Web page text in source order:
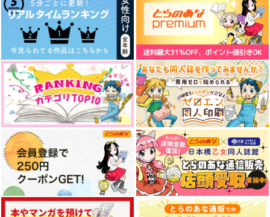
tete再録集2
tete
2,860円 （税込）
寿嶺二×美風藍
サンプル
作品詳細
薄氷は春の夢を見る
ebi
715 （税込）
カミュ×七海春歌
サンプル
作品詳細
POLAR LIGHTS
此花
1,257円 （税込）
神宮寺レン
サンプル
作品詳細
(CD)うたの☆プリンス
さまっ
♪「PRISM FOREVE
R!」
1,650円（税込）
サンプル
作品詳細
(DVD)名探偵プリキュ
ア！vol.16
4,180円（税込）
サンプル
作品詳細
(CD)Blooming Cinde
rella/さくらみこ
3,850円（税込）
サンプル
作品詳細